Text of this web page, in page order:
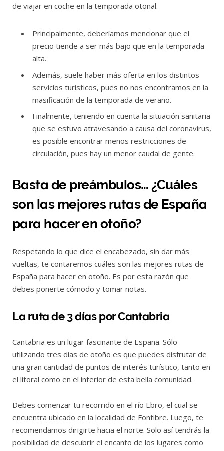
de viajar en coche en la temporada otoñal.
Principalmente, deberíamos mencionar que el
precio tiende a ser más bajo que en la temporada
alta.
Además, suele haber más oferta en los distintos
servicios turísticos, pues no nos encontramos en la
masificación de la temporada de verano.
Finalmente, teniendo en cuenta la situación sanitaria
que se estuvo atravesando a causa del coronavirus,
es posible encontrar menos restricciones de
circulación, pues hay un menor caudal de gente.
Basta de preámbulos… ¿Cuáles
son las mejores rutas de España
para hacer en otoño?
Respetando lo que dice el encabezado, sin dar más
vueltas, te contaremos cuáles son las mejores rutas de
España para hacer en otoño. Es por esta razón que
debes ponerte cómodo y tomar notas.
La ruta de 3 días por Cantabria
Cantabria es un lugar fascinante de España. Sólo
utilizando tres días de otoño es que puedes disfrutar de
una gran cantidad de puntos de interés turístico, tanto en
el litoral como en el interior de esta bella comunidad.
Debes comenzar tu recorrido en el río Ebro, el cual se
encuentra ubicado en la localidad de Fontibre. Luego, te
recomendamos dirigirte hacia el norte. Solo así tendrás la
posibilidad de descubrir el encanto de los lugares como